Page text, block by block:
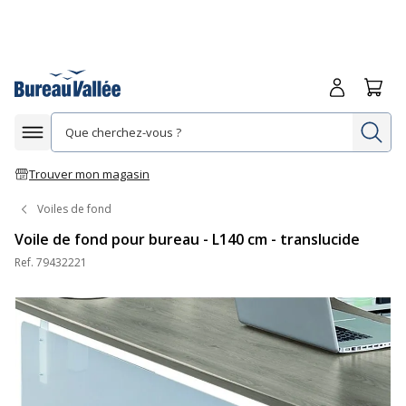
Afficher la navigation
Trouver mon magasin
Me
Voiles de fond
Voile de fond pour bureau - L140 cm - translucide
Ref. 79432221